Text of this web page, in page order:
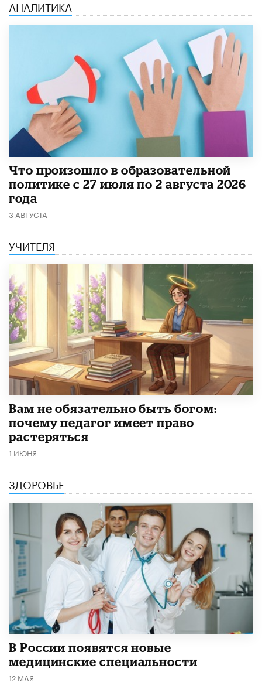
АНАЛИТИКА
​Что произошло в образовательной
политике с 27 июля по 2 августа 2026
года
3 АВГУСТА
УЧИТЕЛЯ
​Вам не обязательно быть богом:
почему педагог имеет право
растеряться
1 ИЮНЯ
ЗДОРОВЬЕ
В России появятся новые
медицинские специальности
12 МАЯ